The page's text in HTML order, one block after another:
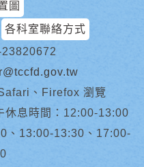
圖
各科室聯絡方式
、Firefox 瀏覽
休息時間：12:00-13:00
、13:00-13:30、17:00-